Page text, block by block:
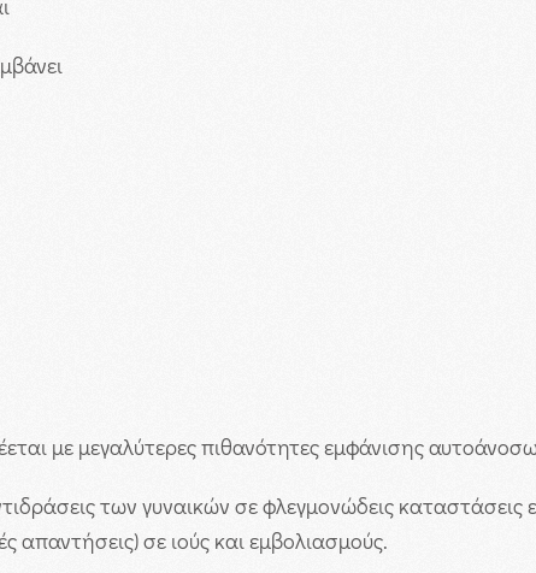
με μεγαλύτερες πιθανότητες εμφάνισης
των γυναικών σε φλεγμονώδεις καταστάσεις
απαντήσεις) σε ιούς και εμβολιασμούς.